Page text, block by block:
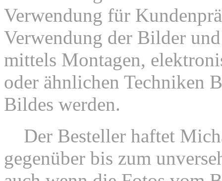
Verwendung für
Verwendung der Bilder
mittels Montagen,
oder ähnlichen Techniken
Bildes werden.
Der Besteller haftet
gegenüber bis zum